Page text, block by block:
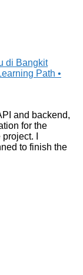
di Bangkit
Path •
and backend,
for the
I
to finish the